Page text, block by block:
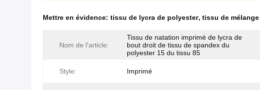
Mettre en évidence: tissu de lycra de polyester, tissu de
Nom de l'article:
Tissu de natation imprimé de lycra de
bout droit de tissu de spandex du
polyester 15 du tissu 85
Style: Imprimé